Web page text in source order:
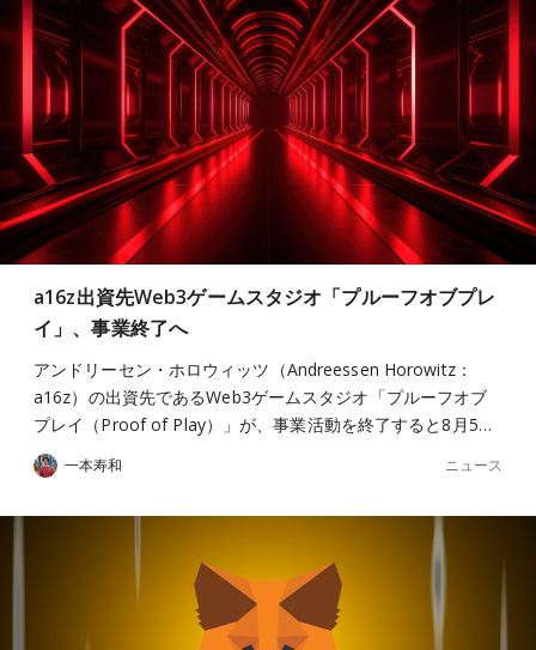
a16z出資先Web3ゲームスタジオ「プルーフオブプレ
イ」、事業終了へ
アンドリーセン・ホロウィッツ（Andreessen Horowitz：
a16z）の出資先であるWeb3ゲームスタジオ「プルーフオブ
プレイ（Proof of Play）」が、事業活動を終了すると8月5…
一本寿和 ニュース